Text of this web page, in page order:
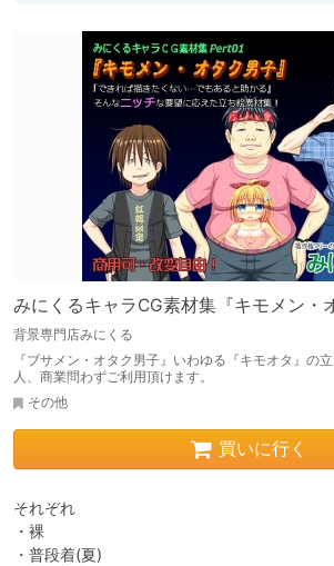
みにくるキャラCG素材集『キモメン・
背景専門店みにくる
『ブサメン・オタク男子』いわゆる『キモオタ』の
人、商業問わずご利用頂けます。
その他
買いに行く
それぞれ
・裸
・普段着(夏)